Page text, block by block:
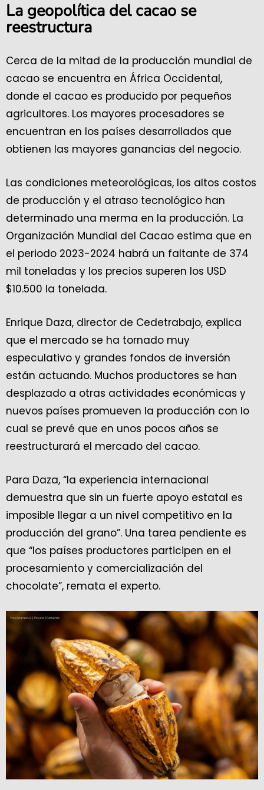
La geopolítica del cacao se
reestructura
Cerca de la mitad de la producción mundial de
cacao se encuentra en África Occidental,
donde el cacao es producido por pequeños
agricultores. Los mayores procesadores se
encuentran en los países desarrollados que
obtienen las mayores ganancias del negocio.
Las condiciones meteorológicas, los altos costos
de producción y el atraso tecnológico han
determinado una merma en la producción. La
Organización Mundial del Cacao estima que en
el periodo 2023-2024 habrá un faltante de 374
mil toneladas y los precios superen los USD
$10.500 la tonelada.
Enrique Daza, director de Cedetrabajo, explica
que el mercado se ha tornado muy
especulativo y grandes fondos de inversión
están actuando. Muchos productores se han
desplazado a otras actividades económicas y
nuevos países promueven la producción con lo
cual se prevé que en unos pocos años se
reestructurará el mercado del cacao.
Para Daza, “la experiencia internacional
demuestra que sin un fuerte apoyo estatal es
imposible llegar a un nivel competitivo en la
producción del grano”. Una tarea pendiente es
que “los países productores participen en el
procesamiento y comercialización del
chocolate”, remata el experto.